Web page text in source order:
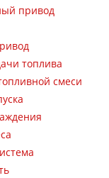
привод
топлива
смеси